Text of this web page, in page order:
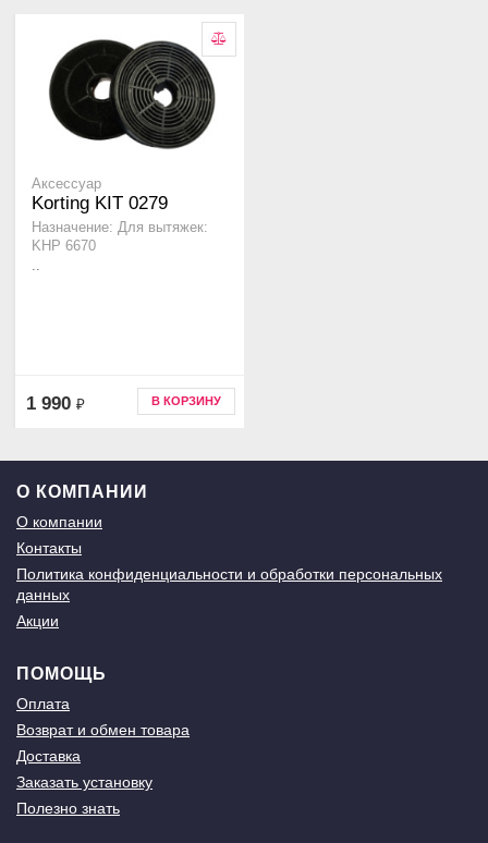
Аксессуар
Korting KIT 0279
Назначение: Для вытяжек:
KHP 6670
..
1 990 ₽ В КОРЗИНУ
О КОМПАНИИ
О компании
Контакты
Политика конфиденциальности и обработки персональных
данных
Акции
ПОМОЩЬ
Оплата
Возврат и обмен товара
Доставка
Заказать установку
Полезно знать